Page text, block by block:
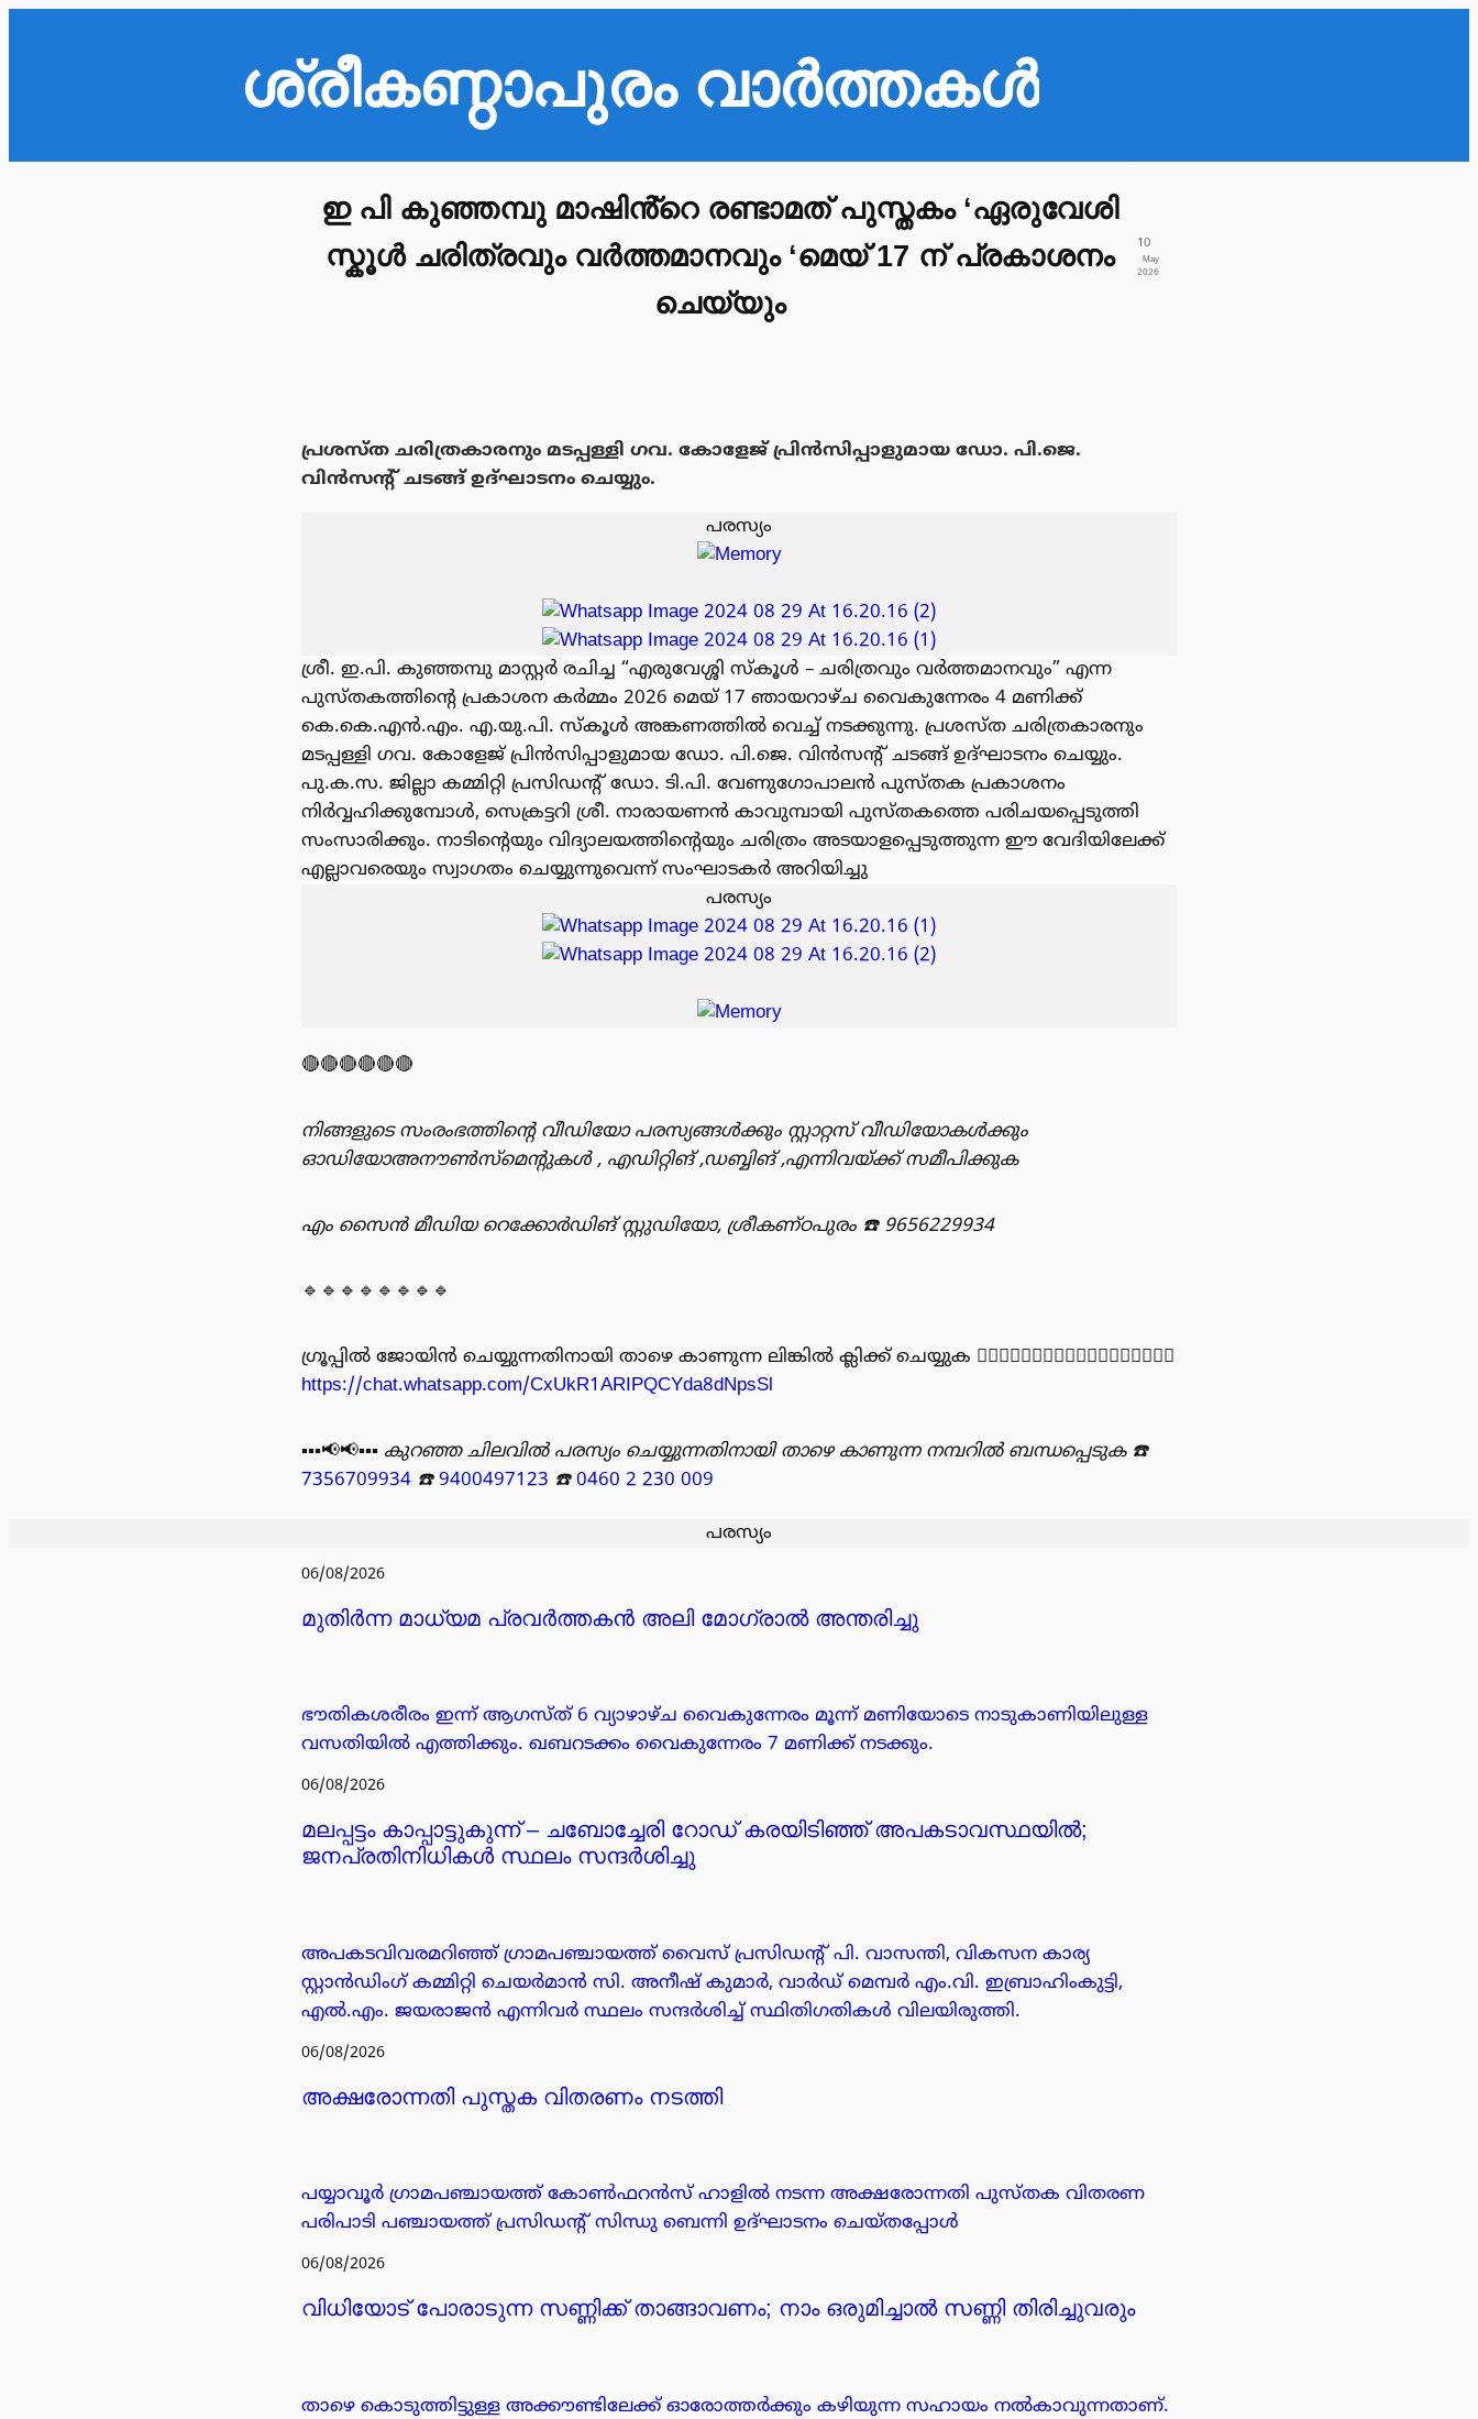
ശ്രീകണ്ഠാപുരം വാർത്തകൾ
ഇ പി കുഞ്ഞമ്പു മാഷിൻ്റെ രണ്ടാമത് പുസ്തകം ‘ഏരുവേശി
സ്കൂൾ ചരിത്രവും വർത്തമാനവും ‘മെയ് 17 ന് പ്രകാശനം
ചെയ്യും
10
May
2026
പ്രശസ്ത ചരിത്രകാരനും മടപ്പള്ളി ഗവ. കോളേജ് പ്രിൻസിപ്പാളുമായ ഡോ. പി.ജെ.
വിൻസന്റ് ചടങ്ങ് ഉദ്ഘാടനം ചെയ്യും.
പരസ്യം
ശ്രീ. ഇ.പി. കുഞ്ഞമ്പു മാസ്റ്റർ രചിച്ച “എരുവേശ്ശി സ്കൂൾ – ചരിത്രവും വർത്തമാനവും” എന്ന
പുസ്തകത്തിന്റെ പ്രകാശന കർമ്മം 2026 മെയ് 17 ഞായറാഴ്ച വൈകുന്നേരം 4 മണിക്ക്
കെ.കെ.എൻ.എം. എ.യു.പി. സ്കൂൾ അങ്കണത്തിൽ വെച്ച് നടക്കുന്നു. പ്രശസ്ത ചരിത്രകാരനും
മടപ്പള്ളി ഗവ. കോളേജ് പ്രിൻസിപ്പാളുമായ ഡോ. പി.ജെ. വിൻസന്റ് ചടങ്ങ് ഉദ്ഘാടനം ചെയ്യും.
പു.ക.സ. ജില്ലാ കമ്മിറ്റി പ്രസിഡന്റ് ഡോ. ടി.പി. വേണുഗോപാലൻ പുസ്തക പ്രകാശനം
നിർവ്വഹിക്കുമ്പോൾ, സെക്രട്ടറി ശ്രീ. നാരായണൻ കാവുമ്പായി പുസ്തകത്തെ പരിചയപ്പെടുത്തി
സംസാരിക്കും. നാടിന്റെയും വിദ്യാലയത്തിന്റെയും ചരിത്രം അടയാളപ്പെടുത്തുന്ന ഈ വേദിയിലേക്ക്
എല്ലാവരെയും സ്വാഗതം ചെയ്യുന്നുവെന്ന് സംഘാടകർ അറിയിച്ചു
പരസ്യം
🔴🔴🔴🔴🔴🔴
നിങ്ങളുടെ സംരംഭത്തിൻ്റെ വീഡിയോ പരസ്യങ്ങൾക്കും സ്റ്റാറ്റസ് വീഡിയോകൾക്കും
ഓഡിയോഅനൗൺസ്‌മെന്റുകൾ , എഡിറ്റിങ് ,ഡബ്ബിങ് ,എന്നിവയ്ക്ക് സമീപിക്കുക
എം സൈൻ മീഡിയ റെക്കോർഡിങ് സ്റ്റുഡിയോ, ശ്രീകണ്ഠപുരം ☎️ 9656229934
🔹🔹🔹🔹🔹🔹🔹🔹
ഗ്രൂപ്പിൽ ജോയിൻ ചെയ്യുന്നതിനായി താഴെ കാണുന്ന ലിങ്കിൽ ക്ലിക്ക് ചെയ്യുക 👇🏻👇🏻👇🏻👇🏻👇🏻👇🏻👇🏻👇🏻👇🏻
https://chat.whatsapp.com/CxUkR1ARIPQCYda8dNpsSl
▪️▪️▪️📢📢▪️▪️▪️ കുറഞ്ഞ ചിലവിൽ പരസ്യം ചെയ്യുന്നതിനായി താഴെ കാണുന്ന നമ്പറിൽ ബന്ധപ്പെടുക ☎️
7356709934 ☎️9400497123 ☎️0460 2 230 009
പരസ്യം
06/08/2026
മുതിർന്ന മാധ്യമ പ്രവർത്തകൻ അലി മോഗ്രാൽ അന്തരിച്ചു
ഭൗതികശരീരം ഇന്ന് ആഗസ്ത് 6 വ്യാഴാഴ്ച വൈകുന്നേരം മൂന്ന് മണിയോടെ നാടുകാണിയിലുള്ള
വസതിയിൽ എത്തിക്കും. ഖബറടക്കം വൈകുന്നേരം 7 മണിക്ക് നടക്കും.
06/08/2026
മലപ്പട്ടം കാപ്പാട്ടുകുന്ന് – ചബോച്ചേരി റോഡ് കരയിടിഞ്ഞ് അപകടാവസ്ഥയിൽ;
ജനപ്രതിനിധികൾ സ്ഥലം സന്ദർശിച്ചു
അപകടവിവരമറിഞ്ഞ് ഗ്രാമപഞ്ചായത്ത് വൈസ് പ്രസിഡന്റ് പി. വാസന്തി, വികസന കാര്യ
സ്റ്റാൻഡിംഗ് കമ്മിറ്റി ചെയർമാൻ സി. അനീഷ് കുമാർ, വാർഡ് മെമ്പർ എം.വി. ഇബ്രാഹിംകുട്ടി,
എൽ.എം. ജയരാജൻ എന്നിവർ സ്ഥലം സന്ദർശിച്ച് സ്ഥിതിഗതികൾ വിലയിരുത്തി.
06/08/2026
അക്ഷരോന്നതി പുസ്തക വിതരണം നടത്തി
പയ്യാവൂർ ഗ്രാമപഞ്ചായത്ത് കോൺഫറൻസ് ഹാളിൽ നടന്ന അക്ഷരോന്നതി പുസ്തക വിതരണ
പരിപാടി പഞ്ചായത്ത് പ്രസിഡൻ്റ് സിന്ധു ബെന്നി ഉദ്ഘാടനം ചെയ്തപ്പോൾ
06/08/2026
വിധിയോട് പോരാടുന്ന സണ്ണിക്ക് താങ്ങാവണം; നാം ഒരുമിച്ചാൽ സണ്ണി തിരിച്ചുവരും
താഴെ കൊടുത്തിട്ടുള്ള അക്കൗണ്ടിലേക്ക് ഓരോത്തർക്കും കഴിയുന്ന സഹായം നൽകാവുന്നതാണ്.